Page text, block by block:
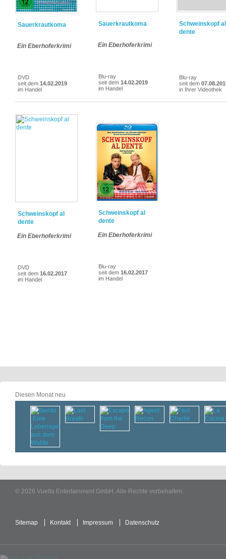
Sauerkrautkoma
Ein Eberhoferkrimi
DVD
seit dem 14.02.2019
im Handel
Sauerkrautkoma
Ein Eberhoferkrimi
Blu-ray
seit dem 14.02.2019
im Handel
Schweinskopf al
dente
Blu-ray
seit dem
in Ihrer Videothek
Schweinskopf al
dente
Ein Eberhoferkrimi
DVD
seit dem 16.02.2017
im Handel
Schweinskopf al
dente
Ein Eberhoferkrimi
Blu-ray
seit dem 16.02.2017
im Handel
Diesen Monat neu
© 2026 Vuelta Entertainment GmbH. Alle Rechte vorbehalten.
Sitemap Kontakt Impressum Datenschutz